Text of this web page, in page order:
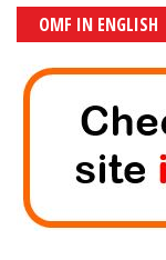
OMF IN ENGLISH